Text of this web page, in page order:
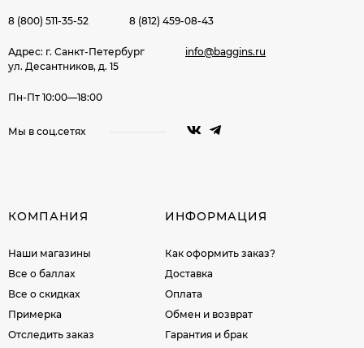
8 (800) 511-35-52 8 (812) 459-08-43
Адрес: г. Санкт-Петербург
ул. Десантников, д. 15
info@baggins.ru
Пн-Пт 10:00—18:00
Мы в соц.сетях
КОМПАНИЯ
Наши магазины
Все о баллах
Все о скидках
Примерка
Отследить заказ
ИНФОРМАЦИЯ
Как оформить заказ?
Доставка
Оплата
Обмен и возврат
Гарантия и брак